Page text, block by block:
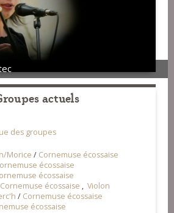
actuels
des groupes
Morice / Cornemuse écossaise
écossaise
écossaise
Cornemuse écossaise , Violon
/ Cornemuse écossaise
écossaise